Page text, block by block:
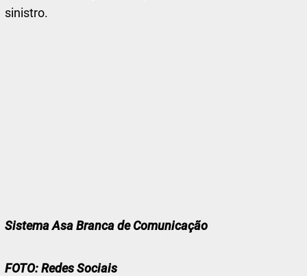
sinistro.
Sistema Asa Branca de Comunicação
FOTO: Redes Sociais